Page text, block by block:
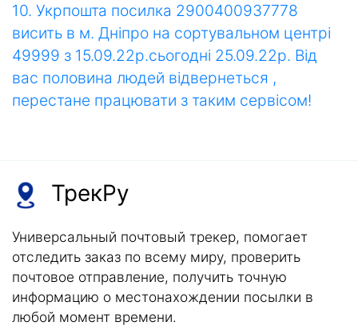
10. Укрпошта посилка 2900400937778
висить в м. Дніпро на сортувальном центрі
49999 з 15.09.22р.сьогодні 25.09.22р. Від
вас половина людей відвернеться ,
перестане працювати з таким сервісом!
ТрекРу
Универсальный почтовый трекер, помогает
отследить заказ по всему миру, проверить
почтовое отправление, получить точную
информацию о местонахождении посылки в
любой момент времени.